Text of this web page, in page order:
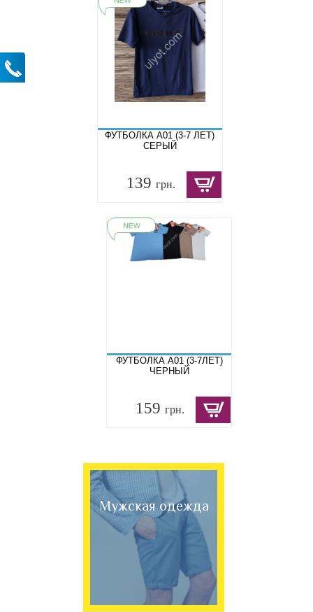
ФУТБОЛКА A01 (3-7 ЛЕТ)
СЕРЫЙ
139 грн.
ФУТБОЛКА A01 (3-7ЛЕТ)
ЧЕРНЫЙ
159 грн.
Мужская одежда